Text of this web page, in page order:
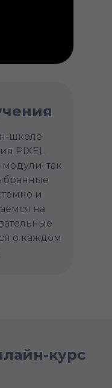
школе
PIXEL
так
и
на
о каждом
курс